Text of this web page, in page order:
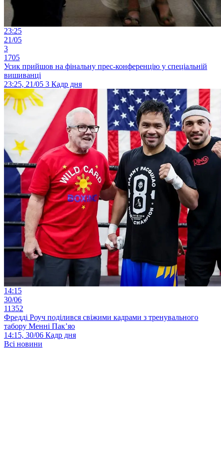
23:25
21/05
3
1705
Усик прийшов на фінальну прес-конференцію у спеціальній
вишиванці
23:25, 21/05 3 Кадр дня
14:15
30/06
11352
Фредді Роуч поділився свіжими кадрами з тренувального
табору Менні Пак’яо
14:15, 30/06 Кадр дня
Всі новини